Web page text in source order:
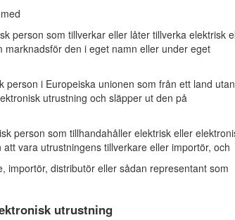
person som tillverkar eller låter tillverka elektrisk
marknadsför den i eget namn eller under eget
person i Europeiska unionen som från ett land
utrustning och släpper ut den på
person som tillhandahåller elektrisk eller
vara utrustningens tillverkare eller importör, och
importör, distributör eller sådan representant som
utrustning